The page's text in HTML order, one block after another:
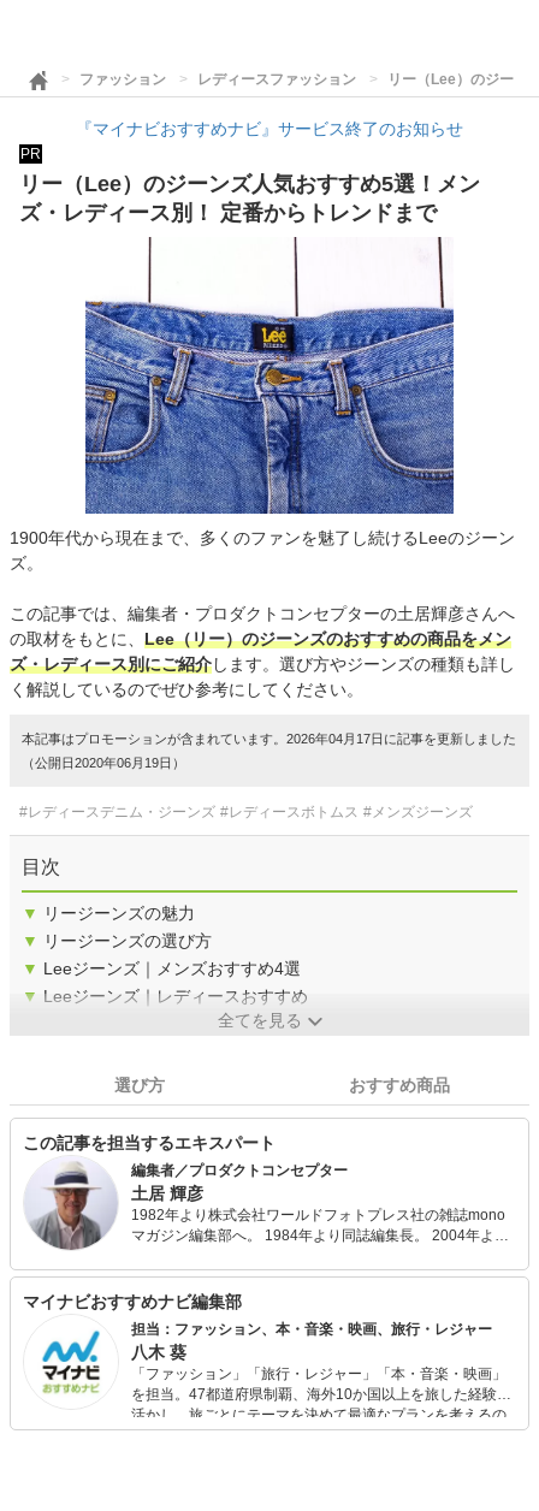
ファッション レディースファッション リー（Lee）のジーン
『マイナビおすすめナビ』サービス終了のお知らせ
PR
リー（Lee）のジーンズ人気おすすめ5選！メン
ズ・レディース別！ 定番からトレンドまで
1900年代から現在まで、多くのファンを魅了し続けるLeeのジーン
ズ。
この記事では、編集者・プロダクトコンセプターの土居輝彦さんへ
の取材をもとに、 Lee（リー）のジーンズのおすすめの商品をメン
ズ・レディース別にご紹介します。選び方やジーンズの種類も詳し
く解説しているのでぜひ参考にしてください。
本記事はプロモーションが含まれています。2026年04月17日に記事を更新しました
（公開日2020年06月19日）
#レディースデニム・ジーンズ #レディースボトムス #メンズジーンズ
目次
▼
リージーンズの魅力
▼
リージーンズの選び方
▼ Leeジーンズ｜メンズおすすめ4選
▼ Leeジーンズ｜レディースおすすめ
全てを見る
選び方 おすすめ商品
この記事を担当するエキスパート
編集者／プロダクトコンセプター
土居 輝彦
1982年より株式会社ワールドフォトプレス社の雑誌mono
マガジン編集部へ。 1984年より同誌編集長。 2004年より
間、数々の雑誌を創刊。 FM cocoloへの情報提供、執筆・
講演活動、大学講師、各自治体のアドバイザー、IDSデザイ
ンコンペティション審査委員長などを現在兼任中。
マイナビおすすめナビ編集部
担当：ファッション、本・音楽・映画、旅行・レジャー
八木 葵
「ファッション」「旅行・レジャー」「本・音楽・映画」
を担当。47都道府県制覇、海外10か国以上を旅した経験を
活かし、旅ごとにテーマを決めて最適なプランを考えるの
が得意。また、アパレルショップでの販売経験もあり。誰